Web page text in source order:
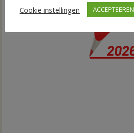
Cookie instellingen
ACCEPTEEREN